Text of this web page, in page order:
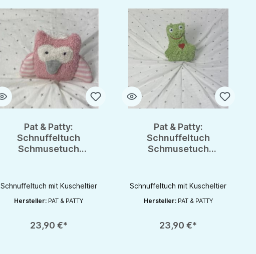
Pat & Patty:
Schnuffeltuch
Schmusetuch
Baumwolle
Schnuffeltuch mit Kuscheltier
Hersteller: PAT & PATTY
23,90 €*
Pat & Patty:
Schnuffeltuch
Schmusetuch
Baumwolle
Schnuffeltuch mit Kuscheltier
Hersteller: PAT & PATTY
23,90 €*